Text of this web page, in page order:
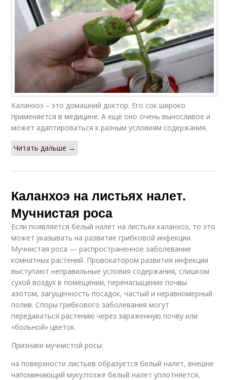
Каланхоэ – это домашний доктор. Его сок широко
применяется в медицине. А еще оно очень выносливое и
может адаптироваться к разным условиям содержания.
Читать дальше →
Каланхоэ на листьях налет.
Мучнистая роса
Если появляется белый налет на листьях каланхоэ, то это
может указывать на развитие грибковой инфекции.
Мучнистая роса — распространенное заболевание
комнатных растений. Провокатором развития инфекции
выступают неправильные условия содержания, слишком
сухой воздух в помещении, перенасыщение почвы
азотом, загущенность посадок, частый и неравномерный
полив. Споры грибкового заболевания могут
передаваться растению через зараженную почву или
«больной» цветок.
Признаки мучнистой росы:
на поверхности листьев образуется белый налет, внешне
напоминающий муку;позже белый налет уплотняется,